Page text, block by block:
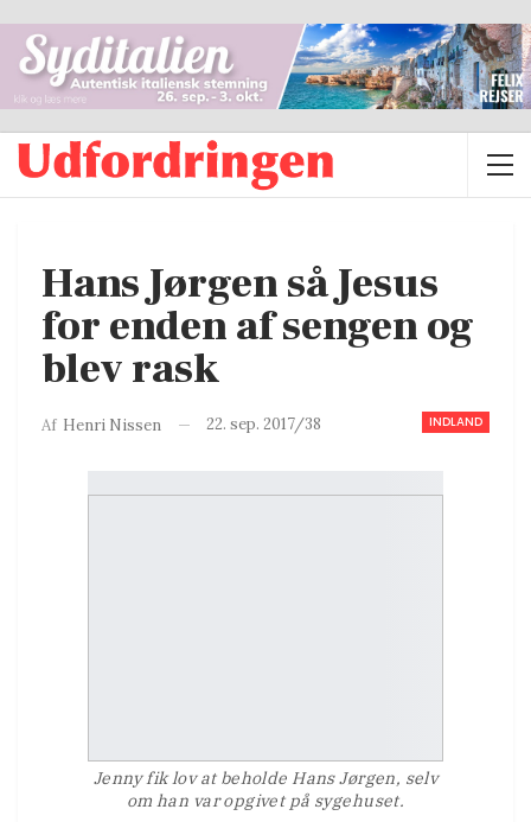
Hans Jørgen så Jesus
for enden af sengen og
blev rask
INDLAND
Af Henri Nissen 22. sep. 2017/38
Jenny fik lov at beholde Hans Jørgen, selv
om han var opgivet på sygehuset.